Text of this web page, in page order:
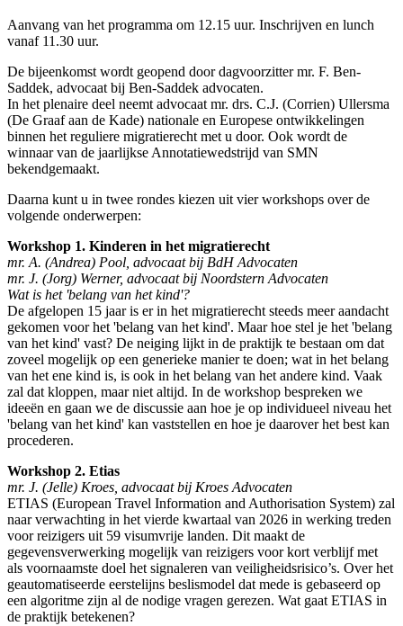
Aanvang van het programma om 12.15 uur. Inschrijven en lunch
vanaf 11.30 uur.
De bijeenkomst wordt geopend door dagvoorzitter mr. F. Ben-
Saddek, advocaat bij Ben-Saddek advocaten.
In het plenaire deel neemt advocaat mr. drs. C.J. (Corrien) Ullersma
(De Graaf aan de Kade) nationale en Europese ontwikkelingen
binnen het reguliere migratierecht met u door. Ook wordt de
winnaar van de jaarlijkse Annotatiewedstrijd van SMN
bekendgemaakt.
Daarna kunt u in twee rondes kiezen uit vier workshops over de
volgende onderwerpen:
Workshop 1. Kinderen in het migratierecht
mr. A. (Andrea) Pool, advocaat bij BdH Advocaten
mr. J. (Jorg) Werner, advocaat bij Noordstern Advocaten
Wat is het 'belang van het kind'?
De afgelopen 15 jaar is er in het migratierecht steeds meer aandacht
gekomen voor het 'belang van het kind'. Maar hoe stel je het 'belang
van het kind' vast? De neiging lijkt in de praktijk te bestaan om dat
zoveel mogelijk op een generieke manier te doen; wat in het belang
van het ene kind is, is ook in het belang van het andere kind. Vaak
zal dat kloppen, maar niet altijd. In de workshop bespreken we
ideeën en gaan we de discussie aan hoe je op individueel niveau het
'belang van het kind' kan vaststellen en hoe je daarover het best kan
procederen.
Workshop 2. Etias
mr. J. (Jelle) Kroes, advocaat bij Kroes Advocaten
ETIAS (European Travel Information and Authorisation System) zal
naar verwachting in het vierde kwartaal van 2026 in werking treden
voor reizigers uit 59 visumvrije landen. Dit maakt de
gegevensverwerking mogelijk van reizigers voor kort verblijf met
als voornaamste doel het signaleren van veiligheidsrisico’s. Over het
geautomatiseerde eerstelijns beslismodel dat mede is gebaseerd op
een algoritme zijn al de nodige vragen gerezen. Wat gaat ETIAS in
de praktijk betekenen?